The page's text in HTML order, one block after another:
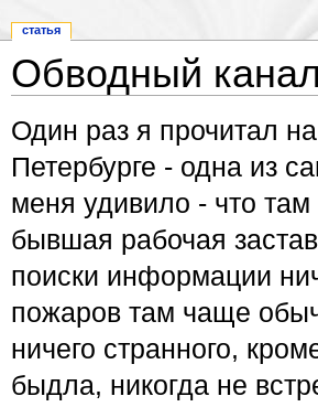
Обводный
Один раз я прочитал
Петербурге - одна из
меня удивило - что
бывшая рабочая
поиски информации
пожаров там чаще
ничего странного,
быдла, никогда не
статья